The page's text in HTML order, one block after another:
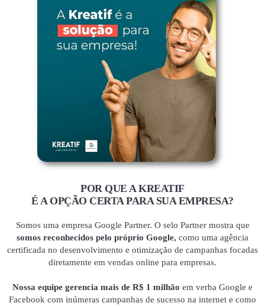
POR QUE A KREATIF
É A OPÇÃO CERTA PARA SUA EMPRESA?
Somos uma empresa Google Partner. O selo Partner mostra que
somos reconhecidos pelo próprio Google, como uma agência
certificada no desenvolvimento e otimização de campanhas focadas
diretamente em vendas online para empresas.
Nossa equipe gerencia mais de R$ 1 milhão em verba Google e
Facebook com inúmeras campanhas de sucesso na internet e como